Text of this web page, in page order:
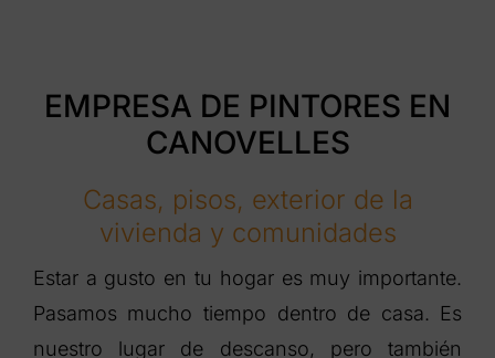
EMPRESA DE PINTORES EN
CANOVELLES
Casas, pisos, exterior de la
vivienda y comunidades
Estar a gusto en tu hogar es muy importante.
Pasamos mucho tiempo dentro de casa. Es
nuestro lugar de descanso, pero también